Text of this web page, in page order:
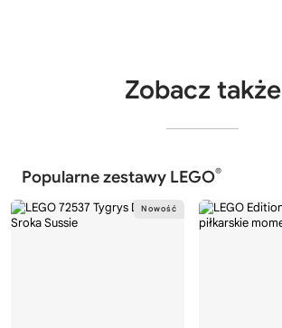
Zobacz także
Popularne zestawy LEGO®